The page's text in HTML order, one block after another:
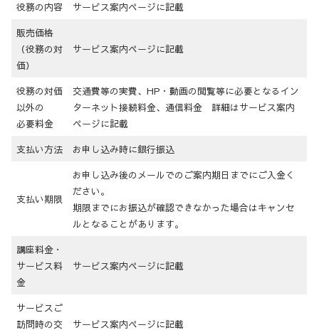
役務の内容 サービス案内ページに記載
販売価格
（役務の対
価）
サービス案内ページに記載
役務の対価
以外の
必要料金
交通費等の実費、HP・動画の閲覧等に必要となるイン
ターネット接続料金、通信料金 詳細はサービス案内
ページに記載
支払い方法 お申し込み時に銀行振込
支払い期限
お申し込み後のメールでのご案内期日までにご入金く
ださい。
期限までにお振込が確認できなかった場合はキャンセ
ルとなることがあります。
講座料金・
サービス料
金
サービス案内ページに記載
サービスご
訪問時の交
サービス案内ページに記載